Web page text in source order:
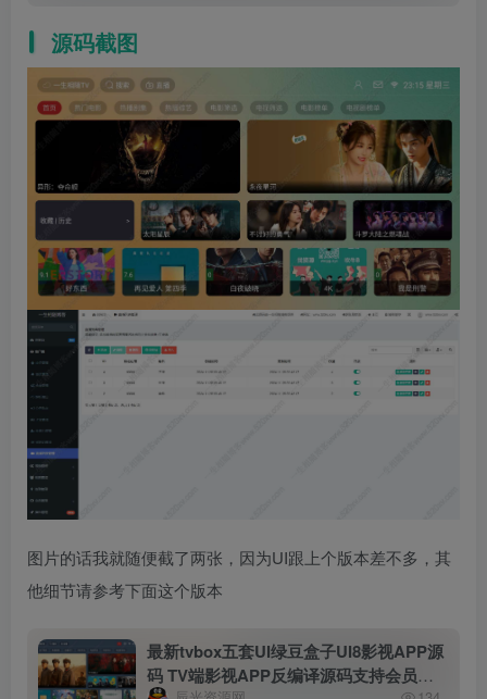
源码截图
图片的话我就随便截了两张，因为UI跟上个版本差不多，其
他细节请参考下面这个版本
最新tvbox五套UI绿豆盒子UI8影视APP源
码 TV端影视APP反编译源码支持会员系